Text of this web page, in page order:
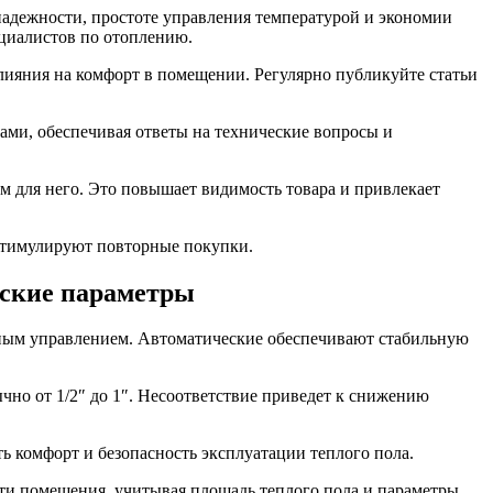
простоте управления температурой и экономии
по отоплению.
на комфорт в помещении. Регулярно публикуйте статьи
обеспечивая ответы на технические вопросы и
для него. Это повышает видимость товара и привлекает
повторные покупки.
параметры
управлением. Автоматические обеспечивают стабильную
от 1/2″ до 1″. Несоответствие приведет к снижению
и безопасность эксплуатации теплого пола.